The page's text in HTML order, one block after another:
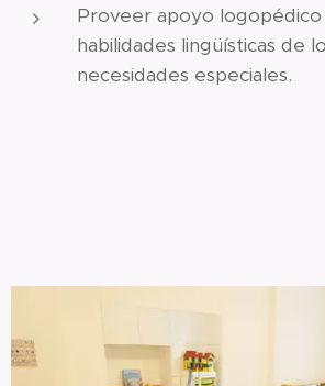
Proveer apoyo logopédico
habilidades lingüísticas de
necesidades especiales.